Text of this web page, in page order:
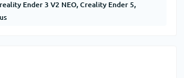
Ender 3 V2 NEO, Creality Ender 5,